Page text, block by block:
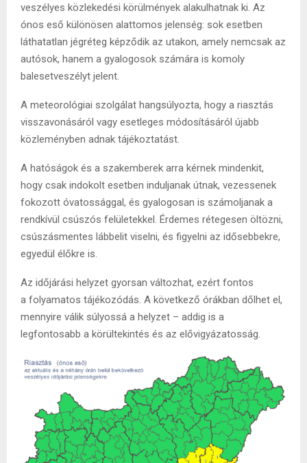
veszélyes közlekedési körülmények alakulhatnak ki. Az
ónos eső különösen alattomos jelenség: sok esetben
láthatatlan jégréteg képződik az utakon, amely nemcsak az
autósok, hanem a gyalogosok számára is komoly
balesetveszélyt jelent.
A meteorológiai szolgálat hangsúlyozta, hogy a riasztás
visszavonásáról vagy esetleges módosításáról újabb
közleményben adnak tájékoztatást.
A hatóságok és a szakemberek arra kérnek mindenkit,
hogy csak indokolt esetben induljanak útnak, vezessenek
fokozott óvatossággal, és gyalogosan is számoljanak a
rendkívül csúszós felületekkel. Érdemes rétegesen öltözni,
csúszásmentes lábbelit viselni, és figyelni az idősebbekre,
egyedül élőkre is.
Az időjárási helyzet gyorsan változhat, ezért fontos
a folyamatos tájékozódás. A következő órákban dőlhet el,
mennyire válik súlyossá a helyzet – addig is a
legfontosabb a körültekintés és az elővigyázatosság.